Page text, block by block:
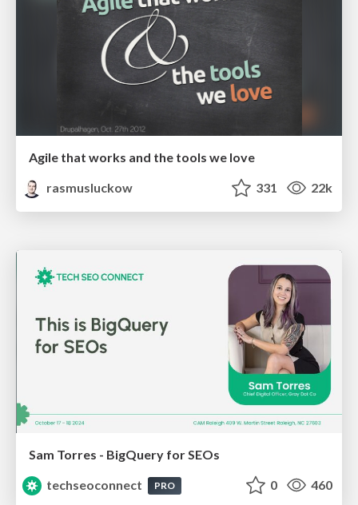
Agile that works and the tools we love
rasmusluckow
331 22k
Sam Torres - BigQuery for SEOs
techseoconnect
PRO 0 460